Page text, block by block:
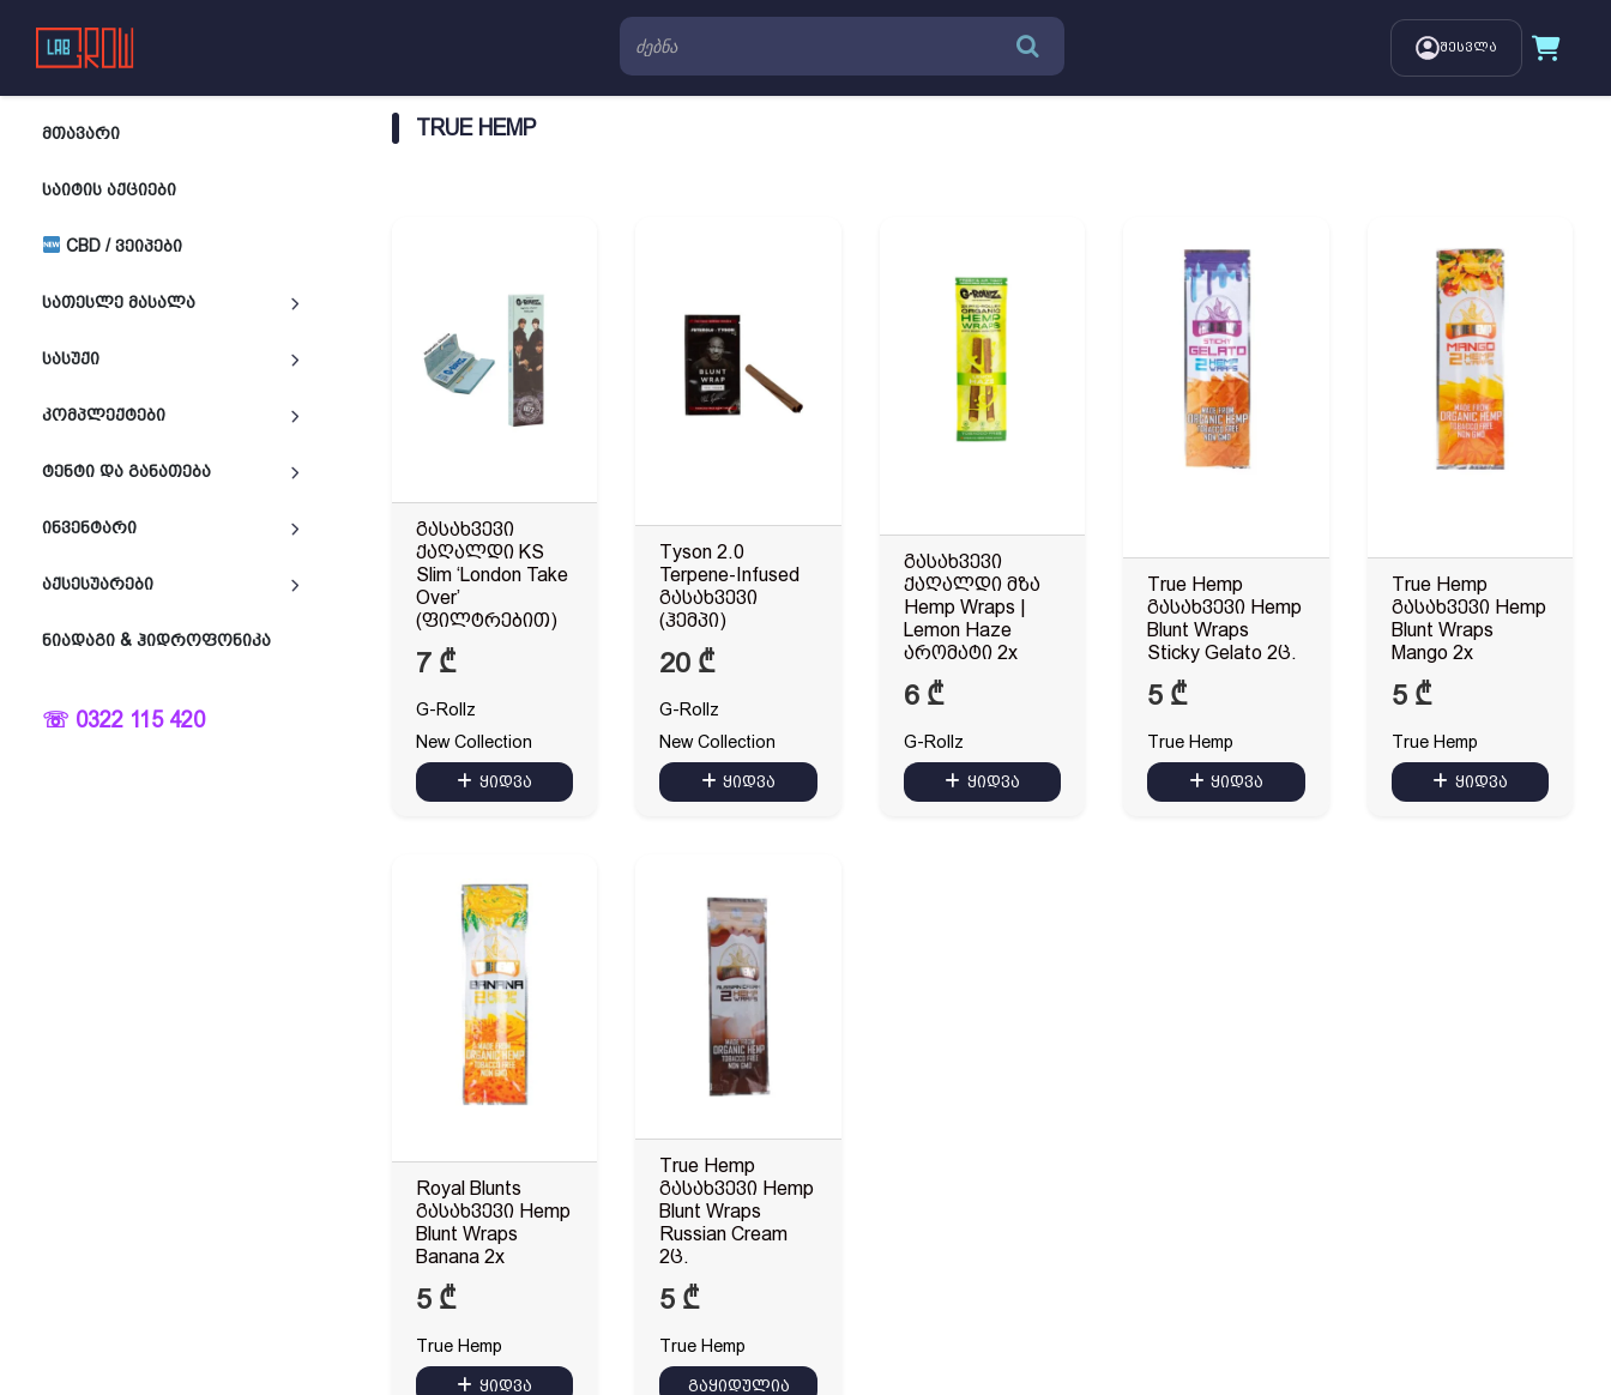
შესვლა
ᲛᲗᲐᲕᲐᲠᲘ
ᲡᲐᲘᲢᲘᲡ ᲐᲥᲪᲘᲔᲑᲘ
CBD / ᲕᲔᲘᲞᲔᲑᲘ
ᲡᲐᲗᲔᲡᲚᲔ ᲛᲐᲡᲐᲚᲐ
ᲡᲐᲡᲣᲥᲘ
ᲙᲝᲛᲞᲚᲔᲥᲢᲔᲑᲘ
ᲢᲔᲜᲢᲘ ᲓᲐ ᲒᲐᲜᲐᲗᲔᲑᲐ
ᲘᲜᲕᲔᲜᲢᲐᲠᲘ
ᲐᲥᲡᲔᲡᲣᲐᲠᲔᲑᲘ
ᲜᲘᲐᲓᲐᲒᲘ & ᲰᲘᲓᲠᲝᲤᲝᲜᲘᲙᲐ
☏ 0322 115 420
TRUE HEMP
გასახვევი
ქაღალდი KS
Slim ‘London Take
Over’
(ფილტრებით)
7 ₾
G-Rollz
New Collection
ყიდვა
Tyson 2.0
Terpene-Infused
გასახვევი
(ჰემპი)
20 ₾
G-Rollz
New Collection
ყიდვა
გასახვევი
ქაღალდი მზა
Hemp Wraps |
Lemon Haze
არომატი 2x
6 ₾
G-Rollz
ყიდვა
True Hemp
გასახვევი Hemp
Blunt Wraps
Sticky Gelato 2ც.
5 ₾
True Hemp
ყიდვა
True Hemp
გასახვევი Hemp
Blunt Wraps
Mango 2x
5 ₾
True Hemp
ყიდვა
Royal Blunts
გასახვევი Hemp
Blunt Wraps
Banana 2x
5 ₾
True Hemp
ყიდვა
True Hemp
გასახვევი Hemp
Blunt Wraps
Russian Cream
2ც.
5 ₾
True Hemp
გაყიდულია